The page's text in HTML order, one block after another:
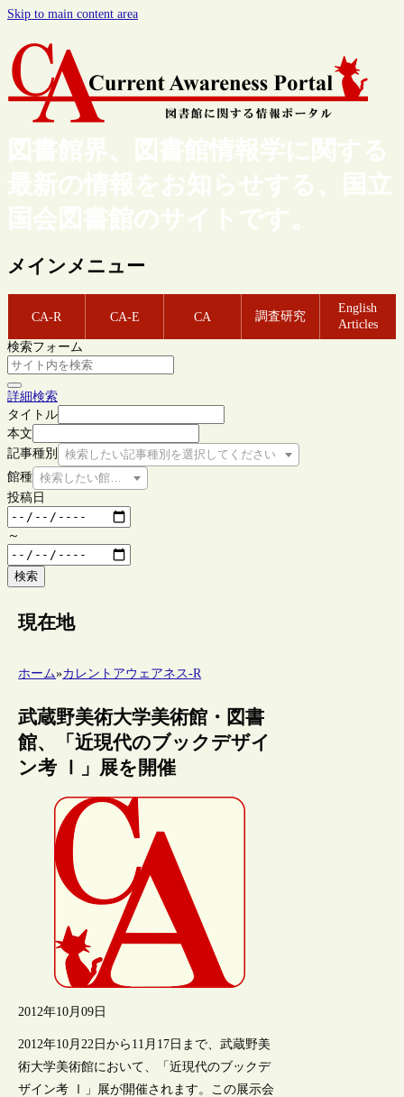
Skip to main content area
図書館界、図書館情報学に関する
最新の情報をお知らせする、国立
国会図書館のサイトです。
メインメニュー
CA-R CA-E CA 調査研究
English
Articles
検索フォーム
詳細検索
タイトル
本文
記事種別
検索したい記事種別を選択してください
館種 検索したい館種を選択してください
投稿日
～
検索
現在地
ホーム»カレントアウェアネス-R
武蔵野美術大学美術館・図書
館、「近現代のブックデザイ
ン考 Ⅰ」展を開催
2012年10月09日
2012年10月22日から11月17日まで、武蔵野美
術大学美術館において、「近現代のブックデ
ザイン考 Ⅰ」展が開催されます。この展示会